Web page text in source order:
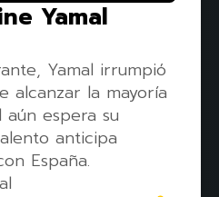
Yamal
Yamal irrumpió
alcanzar la mayoría
aún espera su
anticipa
España.